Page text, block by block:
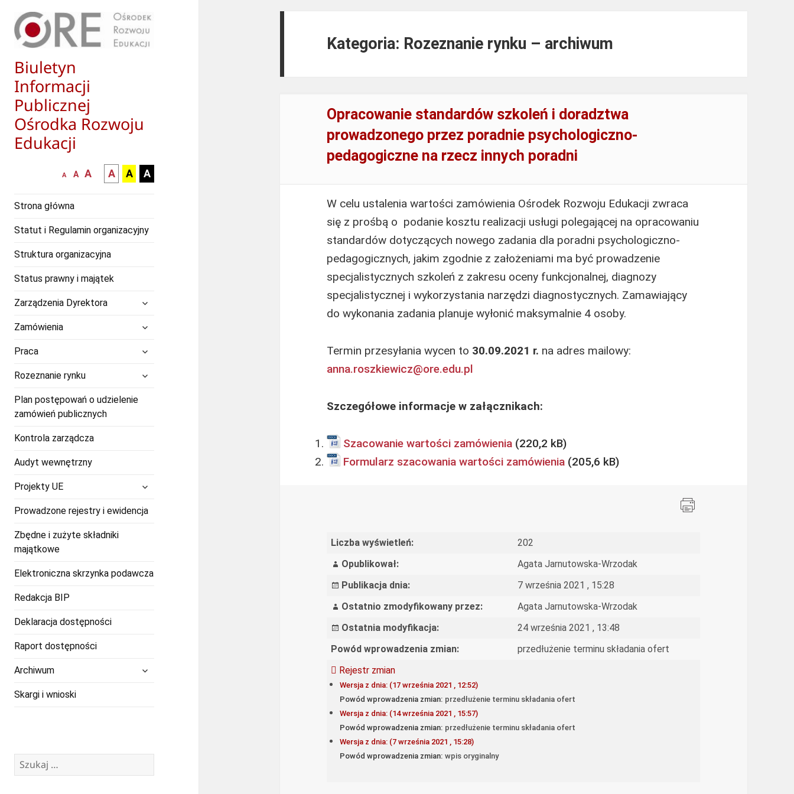
Biuletyn
Informacji
Publicznej
Ośrodka Rozwoju
Edukacji
mniejsza
A
normalna
A
większa-
czcionka
A
kontrast
czarny
białym
A
kontrast
czarny
zółtym
A
kontrast
żółty
A
Strona główna
Statut i Regulamin organizacyjny
Struktura organizacyjna
Status prawny i majątek
Zarządzenia Dyrektora
rozwiń
menu
Zamówienia
Praca
Rozeznanie rynkurozwiń
menu
potomne
Plan postępowań o udzielenie
zamówień publicznych
Kontrola zarządcza
Audyt wewnętrzny
Projekty UE
potomne
Prowadzone rejestry i ewidencja
Zbędne i zużyte składniki
majątkowe
Elektroniczna skrzynka podawcza
Redakcja BIP
Deklaracja dostępności
Raport dostępności
Archiwum
Skargi i wnioski
Szukaj:
Kategoria: Rozeznanie rynku – archiwum
Opracowanie standardów szkoleń i doradztwa
prowadzonego przez poradnie psychologiczno-
pedagogiczne na rzecz innych poradni
W celu ustalenia wartości zamówienia Ośrodek Rozwoju Edukacji zwraca
się z prośbą o podanie kosztu realizacji usługi polegającej na opracowaniu
standardów dotyczących nowego zadania dla poradni psychologiczno-
pedagogicznych, jakim zgodnie z założeniami ma być prowadzenie
specjalistycznych szkoleń z zakresu oceny funkcjonalnej, diagnozy
specjalistycznej i wykorzystania narzędzi diagnostycznych. Zamawiający
do wykonania zadania planuje wyłonić maksymalnie 4 osoby.
Termin przesyłania wycen to 30.09.2021 r. na adres mailowy:
anna.roszkiewicz@ore.edu.pl
Szczegółowe informacje w załącznikach:
Szacowanie wartości zamówienia
Formularz szacowania wartości zamówienia
Liczba wyświetleń:
202
Opublikował:
Agata Jarnutowska-Wrzodak
Publikacja dnia:
7 września 2021 , 15:28
Ostatnio zmodyfikowany przez:
Agata Jarnutowska-Wrzodak
Ostatnia modyfikacja:
24 września 2021 , 13:48
Powód wprowadzenia zmian:
przedłużenie terminu składania ofert
Rejestr zmian
Wersja z dnia: (17 września 2021 , 12:52)
Powód wprowadzenia zmian: przedłużenie terminu składania ofert
Wersja z dnia: (14 września 2021 , 15:57)
Powód wprowadzenia zmian: przedłużenie terminu składania ofert
Wersja z dnia: (7 września 2021 , 15:28)
Powód wprowadzenia zmian: wpis oryginalny